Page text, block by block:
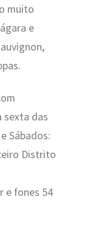
muito
e
sexta das
Sábados:
Distrito
e fones 54